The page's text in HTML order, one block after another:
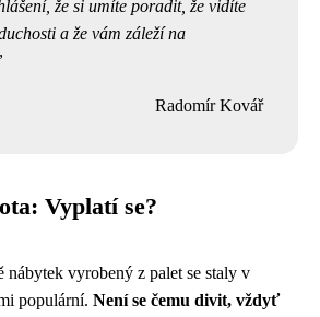
že si umíte poradit, že vidíte
a že vám záleží na
Radomír Kovář
Vyplatí se?
nábytek vyrobený z palet se staly v
populární. Není se čemu divit, vždyť